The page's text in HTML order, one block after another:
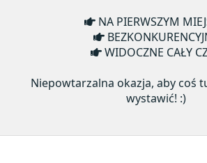
NA PIERWSZYM
WIDOCZNE CAŁY
Niepowtarzalna okazja, aby coś
wystawić! :)